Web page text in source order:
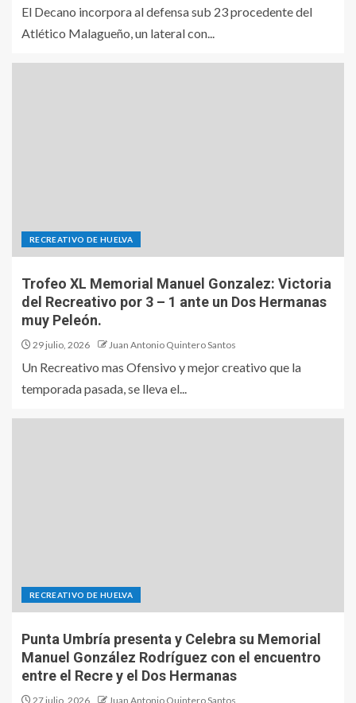
El Decano incorpora al defensa sub 23 procedente del
Atlético Malagueño, un lateral con...
RECREATIVO DE HUELVA
Trofeo XL Memorial Manuel Gonzalez: Victoria
del Recreativo por 3 – 1 ante un Dos Hermanas
muy Peleón.
29 julio, 2026 Juan Antonio Quintero Santos
Un Recreativo mas Ofensivo y mejor creativo que la
temporada pasada, se lleva el...
RECREATIVO DE HUELVA
Punta Umbría presenta y Celebra su Memorial
Manuel González Rodríguez con el encuentro
entre el Recre y el Dos Hermanas
27 julio, 2026 Juan Antonio Quintero Santos